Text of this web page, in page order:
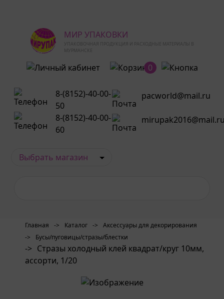
МИР УПАКОВКИ
УПАКОВОЧНАЯ ПРОДУКЦИЯ И РАСХОДНЫЕ МАТЕРИАЛЫ В
МУРМАНСКЕ
0
8-(8152)-40-00-
50
pacworld@mail.ru
8-(8152)-40-00-
60
Главная -> Каталог ->
Аксессуары для декорирования
->
Бусы/пуговицы/стразы/блестки
-> Стразы холодный клей квадрат/круг 10мм,
ассорти, 1/20